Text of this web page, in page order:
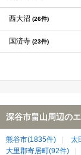
西大沼 (26件)
国済寺 (23件)
深谷市畠山周辺の
熊谷市(1835件) 太
大里郡寄居町(92件)